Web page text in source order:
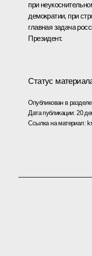
при
демократии, при
главная задача
Президент.
Статус
Опубликован в
Дата публикации: 20
Ссылка на материал: